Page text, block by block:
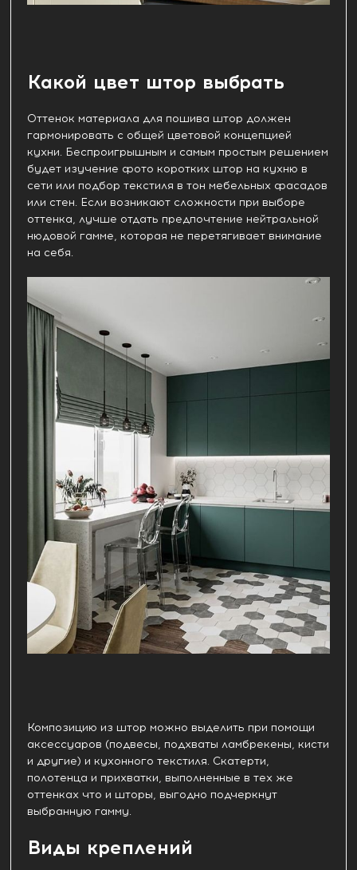
Какой цвет штор выбрать
Оттенок материала для пошива штор должен
гармонировать с общей цветовой концепцией
кухни. Беспроигрышным и самым простым решением
будет изучение фото коротких штор на кухню в
сети или подбор текстиля в тон мебельных фасадов
или стен. Если возникают сложности при выборе
оттенка, лучше отдать предпочтение нейтральной
нюдовой гамме, которая не перетягивает внимание
на себя.
Композицию из штор можно выделить при помощи
аксессуаров (подвесы, подхваты ламбрекены, кисти
и другие) и кухонного текстиля. Скатерти,
полотенца и прихватки, выполненные в тех же
оттенках что и шторы, выгодно подчеркнут
выбранную гамму.
Виды креплений